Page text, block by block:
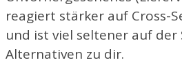
reagiert stärker auf Cross-
und ist viel seltener auf der
Alternativen zu dir.